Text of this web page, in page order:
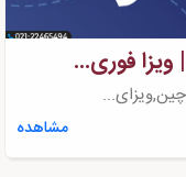
فوری...
مشاهده